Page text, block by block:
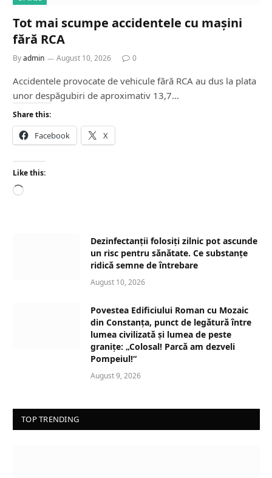
Tot mai scumpe accidentele cu mașini
fără RCA
Byadmin August 10, 2026 0
Accidentele provocate de vehicule fără RCA au dus la plata
unor despăgubiri de aproximativ 13,7…
Share this:
Facebook X
Like this:
L
Dezinfectanții folosiți zilnic pot ascunde
un risc pentru sănătate. Ce substanțe
ridică semne de întrebare
August 10, 2026
Povestea Edificiului Roman cu Mozaic
din Constanța, punct de legătură între
lumea civilizată și lumea de peste
granițe: „Colosal! Parcă am dezveli
Pompeiul!“
August 9, 2026
TOP TRENDING